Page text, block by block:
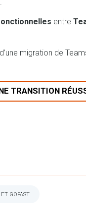
entre
migration de
TRANSITION
GOFAST